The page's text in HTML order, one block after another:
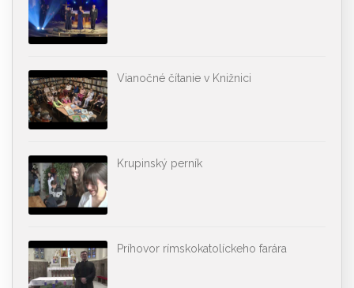
Vianočné čítanie v Knižnici
Krupinský perník
Príhovor rímskokatolíckeho farára